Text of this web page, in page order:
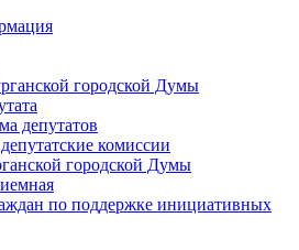
городской Думы
депутатов
комиссии
городской Думы
по поддержке инициативных